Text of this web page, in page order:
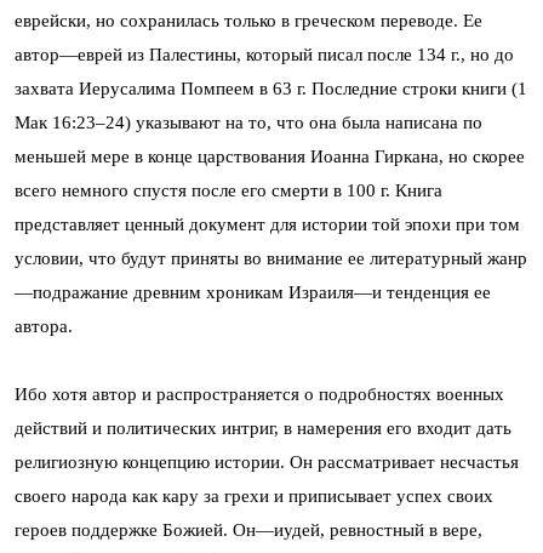
еврейски, но сохранилась только в греческом переводе. Ее
автор—еврей из Палестины, который писал после 134 г., но до
захвата Иерусалима Помпеем в 63 г. Последние строки книги (1
Мак 16:23–24) указывают на то, что она была написана по
меньшей мере в конце царствования Иоанна Гиркана, но скорее
всего немного спустя после его смерти в 100 г. Книга
представляет ценный документ для истории той эпохи при том
условии, что будут приняты во внимание ее литературный жанр
—подражание древним хроникам Израиля—и тенденция ее
автора.
Ибо хотя автор и распространяется о подробностях военных
действий и политических интриг, в намерения его входит дать
религиозную концепцию истории. Он рассматривает несчастья
своего народа как кару за грехи и приписывает успех своих
героев поддержке Божией. Он—иудей, ревностный в вере,